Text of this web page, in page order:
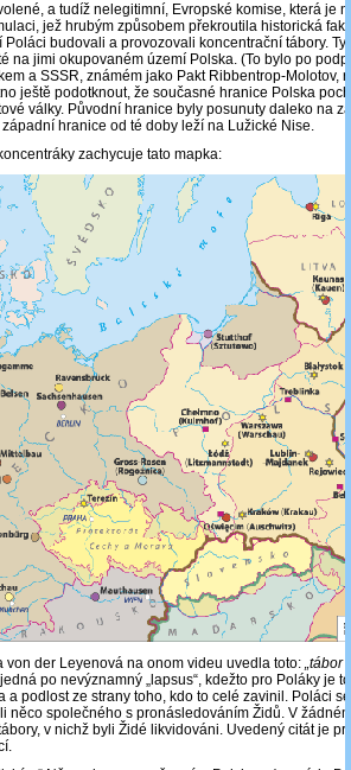
a tudíž nelegitimní, Evropské komise, která je
jež hrubým způsobem překroutila historická
Poláci budovali a provozovali koncentrační tábory. Ty
na jimi okupovaném území Polska. (To bylo po
a SSSR, známém jako Pakt Ribbentrop-Molotov,
ještě podotknout, že současné hranice Polska
války. Původní hranice byly posunuty daleko na
hranice od té doby leží na Lužické Nise.
zachycuje tato mapka:
von der Leyenová na onom videu uvedla toto: „tábor
po nevýznamný „lapsus“, kdežto pro Poláky je to
a podlost ze strany toho, kdo to celé zavinil. Poláci
něco společného s pronásledováním Židů. V
v nichž byli Židé likvidováni. Uvedený citát je